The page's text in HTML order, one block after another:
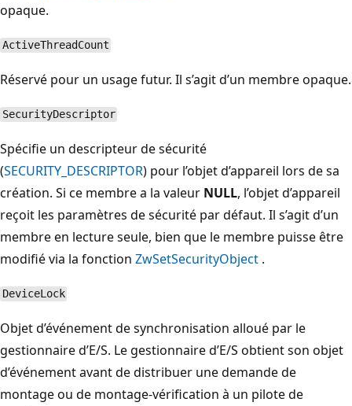
opaque.
ActiveThreadCount
Réservé pour un usage futur. Il s’agit d’un membre opaque.
SecurityDescriptor
Spécifie un descripteur de sécurité
(SECURITY_DESCRIPTOR) pour l’objet d’appareil lors de sa
création. Si ce membre a la valeur NULL, l’objet d’appareil
reçoit les paramètres de sécurité par défaut. Il s’agit d’un
membre en lecture seule, bien que le membre puisse être
modifié via la fonction ZwSetSecurityObject .
DeviceLock
Objet d’événement de synchronisation alloué par le
gestionnaire d’E/S. Le gestionnaire d’E/S obtient son objet
d’événement avant de distribuer une demande de
montage ou de montage-vérification à un pilote de